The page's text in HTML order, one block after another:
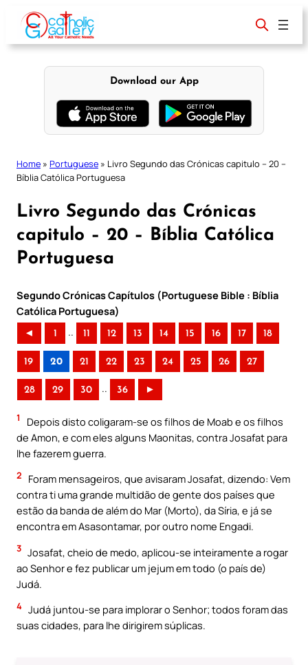
content
Download our App
Home » Portuguese » Livro Segundo das Crónicas capitulo – 20 –
Bíblia Católica Portuguesa
Livro Segundo das Crónicas
capitulo – 20 – Bíblia Católica
Portuguesa
Segundo Crónicas Capítulos (Portuguese Bible : Bíblia
Católica Portuguesa)
◄ 1 .. 11 12 13 14 15 16 17 18
19 20 21 22 23 24 25 26 27
28 29 30 .. 36 ►
1
Depois disto coligaram-se os filhos de Moab e os filhos
de Amon, e com eles alguns Maonitas, contra Josafat para
lhe fazerem guerra.
2
Foram mensageiros, que avisaram Josafat, dizendo: Vem
contra ti uma grande multidão de gente dos países que
estão da banda de além do Mar (Morto), da Síria, e já se
encontra em Asasontamar, por outro nome Engadi.
3 Josafat, cheio de medo, aplicou-se inteiramente a rogar
ao Senhor e fez publicar um jejum em todo (o país de)
Judá.
4 Judá juntou-se para implorar o Senhor; todos foram das
suas cidades, para lhe dirigirem súplicas.